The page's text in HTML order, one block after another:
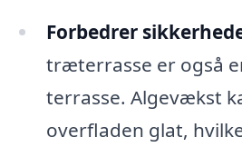
Forbedrer
træterrasse er også
terrasse. Algevækst
overfladen glat,